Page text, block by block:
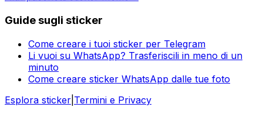
Guide sugli sticker
Come creare i tuoi sticker per Telegram
Li vuoi su WhatsApp? Trasferiscili in meno di un
minuto
Come creare sticker WhatsApp dalle tue foto
Esplora sticker Termini e Privacy